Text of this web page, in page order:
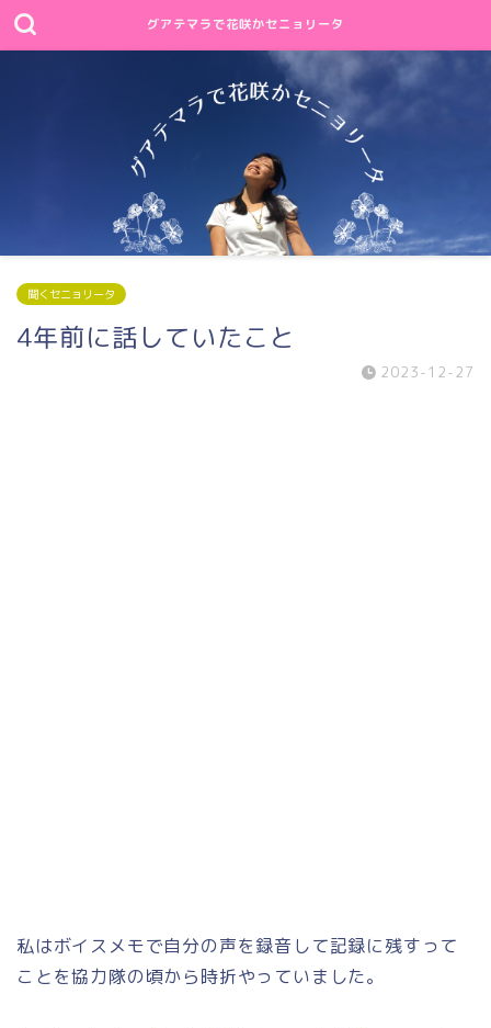
グアテマラで花咲かセニョリータ
聞くセニョリータ
4年前に話していたこと
2023-12-27
私はボイスメモで自分の声を録音して記録に残すって
ことを協力隊の頃から時折やっていました。